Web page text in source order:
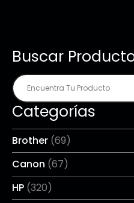
Buscar
Categorías
Brother (69)
Canon (67)
HP (320)